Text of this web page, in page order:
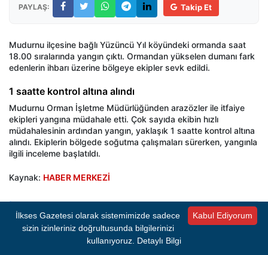
PAYLAŞ: Takip Et
Mudurnu ilçesine bağlı Yüzüncü Yıl köyündeki ormanda saat
18.00 sıralarında yangın çıktı. Ormandan yükselen dumanı fark
edenlerin ihbarı üzerine bölgeye ekipler sevk edildi.
1 saatte kontrol altına alındı
Mudurnu Orman İşletme Müdürlüğünden arazözler ile itfaiye
ekipleri yangına müdahale etti. Çok sayıda ekibin hızlı
müdahalesinin ardından yangın, yaklaşık 1 saatte kontrol altına
alındı. Ekiplerin bölgede soğutma çalışmaları sürerken, yangınla
ilgili inceleme başlatıldı.
Kaynak: HABER MERKEZİ
İlkses Gazetesi'nden sıcak gelişmeleri anında
öğrenmek için Google Haberler'de bizi takip edin!
Kabul Ediyorum
İlkses Gazetesi olarak sistemimizde sadece
sizin izinleriniz doğrultusunda bilgilerinizi
kullanıyoruz. Detaylı Bilgi